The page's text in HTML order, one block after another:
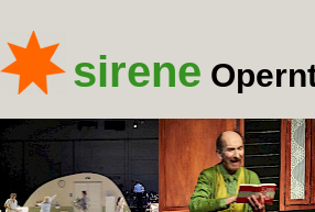
sirene